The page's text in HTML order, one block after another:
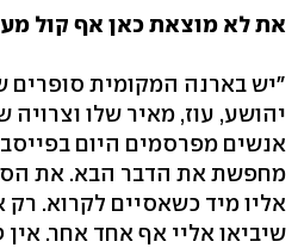
את לא מוצאת כאן אף קול
"יש בארנה המקומית סופרים
יהושע, עוז, מאיר שלו וצרויה
אנשים מפרסמים היום
מחפשת את הדבר הבא. את
אליו מיד כשאסיים לקרוא. רק
שיביאו אליי אף אחד אחר.